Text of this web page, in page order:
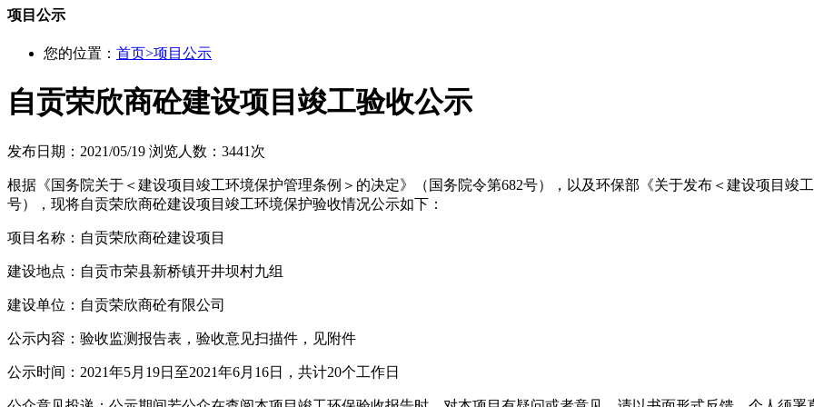
项目公示
您的位置： 首页>项目公示
自贡荣欣商砼建设项目竣工验收公示
发布日期：2021/05/19 浏览人数：3441次
根据《国务院关于＜建设项目竣工环境保护管理条例＞的决定》（国务院令第682号），以及环保部《关于发布＜建设项目竣
号），现将自贡荣欣商砼建设项目竣工环境保护验收情况公示如下：
项目名称：自贡荣欣商砼建设项目
建设地点：自贡市荣县新桥镇开井坝村九组
建设单位：自贡荣欣商砼有限公司
公示内容：验收监测报告表，验收意见扫描件，见附件
公示时间：2021年5月19日至2021年6月16日，共计20个工作日